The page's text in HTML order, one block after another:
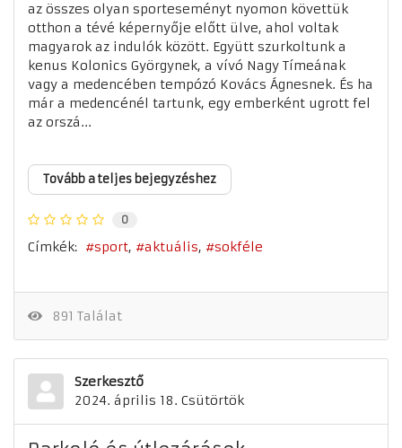
az összes olyan sporteseményt nyomon követtük
otthon a tévé képernyője előtt ülve, ahol voltak
magyarok az indulók között. Együtt szurkoltunk a
kenus Kolonics Györgynek, a vívó Nagy Tímeának
vagy a medencében tempózó Kovács Ágnesnek. És ha
már a medencénél tartunk, egy emberként ugrott fel
az orszá...
Tovább a teljes bejegyzéshez
0
Címkék: sport aktuális sokféle
891 Találat
Szerkesztő
2024. április 18. Csütörtök